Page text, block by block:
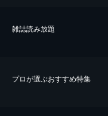
雑誌読み放題
プロが選ぶおすすめ特集